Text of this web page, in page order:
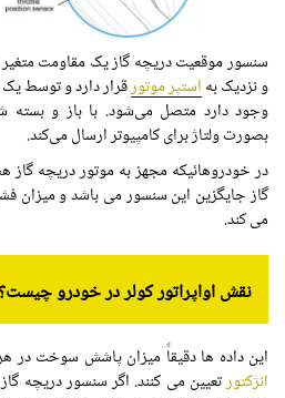
سنسور موقعیت دریچه گاز یک مقاومت
و نزدیک بهاستپر موتورقرار دارد و توسط یک
وجود دارد متصل می‌شود. با باز و بسته
بصورت ولتاژ برای کامپیوتر ارسال می‌کند.
در خودروهائیکه مجهز به موتور دریچه گاز
گاز جایگزین این سنسور می باشد و میزان
می کند.
نقش اواپراتور کولر در خودرو چیست؟
این داده ها دقیقاً میزان پاشش سوخت در
انژکتورتعیین می کنند. اگر سنسور دریچه